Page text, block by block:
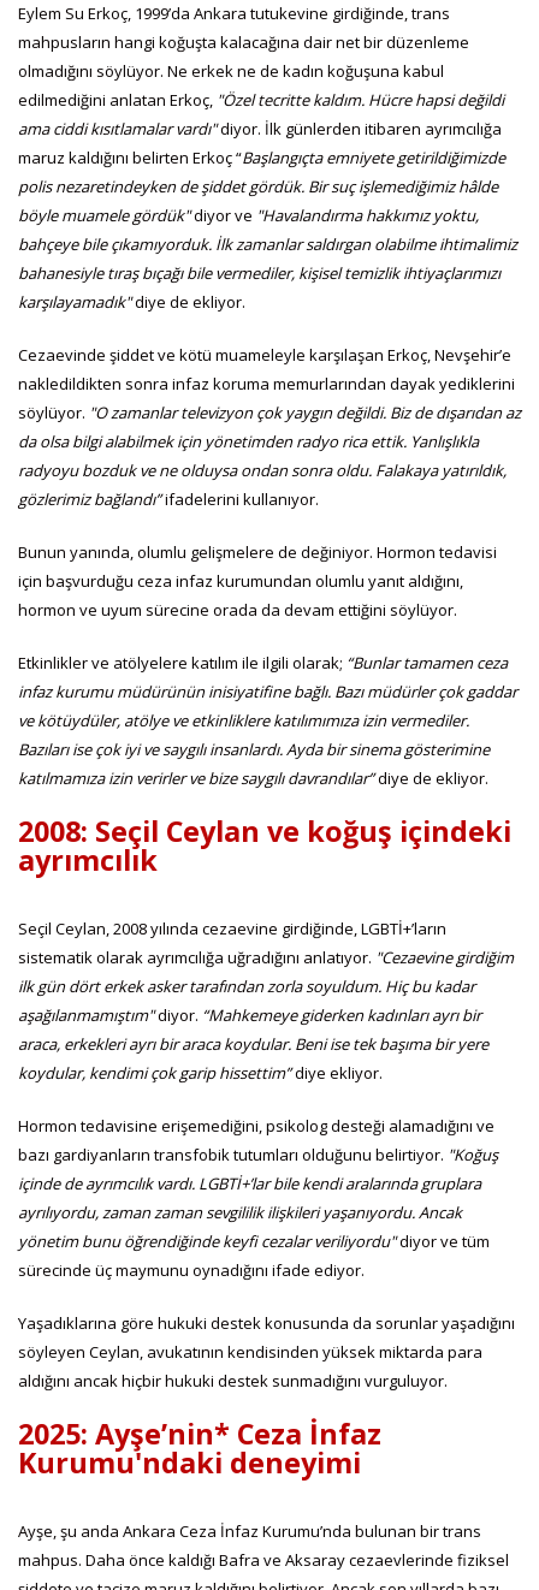
Eylem Su Erkoç, 1999’da Ankara tutukevine girdiğinde, trans
mahpusların hangi koğuşta kalacağına dair net bir düzenleme
olmadığını söylüyor. Ne erkek ne de kadın koğuşuna kabul
edilmediğini anlatan Erkoç, "Özel tecritte kaldım. Hücre hapsi değildi
ama ciddi kısıtlamalar vardı"diyor. İlk günlerden itibaren ayrımcılığa
maruz kaldığını belirten Erkoç “Başlangıçta emniyete getirildiğimizde
polis nezaretindeyken de şiddet gördük. Bir suç işlemediğimiz hâlde
böyle muamele gördük"diyor ve "Havalandırma hakkımız yoktu,
bahçeye bile çıkamıyorduk. İlk zamanlar saldırgan olabilme ihtimalimiz
bahanesiyle tıraş bıçağı bile vermediler, kişisel temizlik ihtiyaçlarımızı
karşılayamadık"diye de ekliyor.
Cezaevinde şiddet ve kötü muameleyle karşılaşan Erkoç, Nevşehir’e
nakledildikten sonra infaz koruma memurlarından dayak yediklerini
söylüyor. "O zamanlar televizyon çok yaygın değildi. Biz de dışarıdan az
da olsa bilgi alabilmek için yönetimden radyo rica ettik. Yanlışlıkla
radyoyu bozduk ve ne olduysa ondan sonra oldu. Falakaya yatırıldık,
gözlerimiz bağlandı”ifadelerini kullanıyor.
Bunun yanında, olumlu gelişmelere de değiniyor. Hormon tedavisi
için başvurduğu ceza infaz kurumundan olumlu yanıt aldığını,
hormon ve uyum sürecine orada da devam ettiğini söylüyor.
Etkinlikler ve atölyelere katılım ile ilgili olarak; “Bunlar tamamen ceza
infaz kurumu müdürünün inisiyatifine bağlı. Bazı müdürler çok gaddar
ve kötüydüler, atölye ve etkinliklere katılımımıza izin vermediler.
Bazıları ise çok iyi ve saygılı insanlardı. Ayda bir sinema gösterimine
katılmamıza izin verirler ve bize saygılı davrandılar”diye de ekliyor.
2008: Seçil Ceylan ve koğuş içindeki
ayrımcılık
Seçil Ceylan, 2008 yılında cezaevine girdiğinde, LGBTİ+’ların
sistematik olarak ayrımcılığa uğradığını anlatıyor. "Cezaevine girdiğim
ilk gün dört erkek asker tarafından zorla soyuldum. Hiç bu kadar
aşağılanmamıştım"diyor. “Mahkemeye giderken kadınları ayrı bir
araca, erkekleri ayrı bir araca koydular. Beni ise tek başıma bir yere
koydular, kendimi çok garip hissettim”diye ekliyor.
Hormon tedavisine erişemediğini, psikolog desteği alamadığını ve
bazı gardiyanların transfobik tutumları olduğunu belirtiyor. "Koğuş
içinde de ayrımcılık vardı. LGBTİ+’lar bile kendi aralarında gruplara
ayrılıyordu, zaman zaman sevgililik ilişkileri yaşanıyordu. Ancak
yönetim bunu öğrendiğinde keyfi cezalar veriliyordu"diyor ve tüm
sürecinde üç maymunu oynadığını ifade ediyor.
Yaşadıklarına göre hukuki destek konusunda da sorunlar yaşadığını
söyleyen Ceylan, avukatının kendisinden yüksek miktarda para
aldığını ancak hiçbir hukuki destek sunmadığını vurguluyor.
2025: Ayşe’nin* Ceza İnfaz
Kurumu'ndaki deneyimi
Ayşe, şu anda Ankara Ceza İnfaz Kurumu’nda bulunan bir trans
mahpus. Daha önce kaldığı Bafra ve Aksaray cezaevlerinde fiziksel